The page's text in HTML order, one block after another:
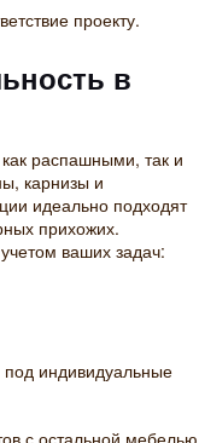
проекту.
в
распашными, так и
карнизы и
идеально подходят
прихожих.
ваших задач:
индивидуальные